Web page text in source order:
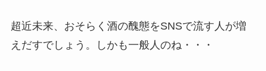
超近未来、おそらく酒の醜態をSNSで流す人が増
えだすでしょう。しかも一般人のね・・・